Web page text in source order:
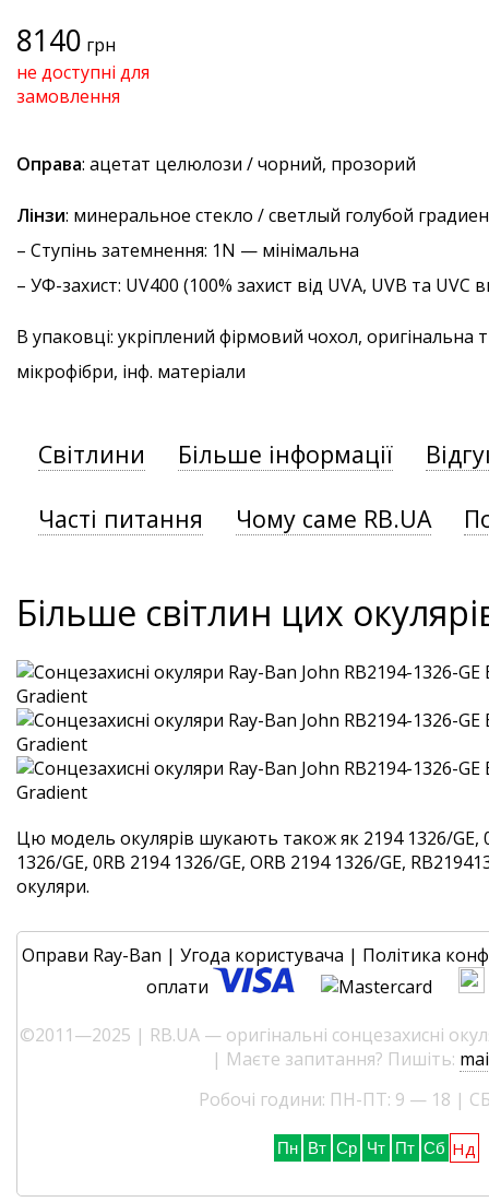
8140 грн
не доступні для
замовлення
Оправа: ацетат целюлози / чорний, прозорий
Лінзи: минеральное стекло / светлый голубой
– Ступінь затемнення: 1N — мінімальна
– УФ-захист: UV400 (100% захист від UVA, UVB та
В упаковці: укріплений фірмовий чохол, оригінальна
мікрофібри, інф. матеріали
Світлини Більше інформації
Часті питання Чому саме RB.UA
Більше світлин цих
Цю модель окулярів шукають також як 2194 1326/GE,
1326/GE, 0RB 2194 1326/GE, ORB 2194 1326/GE,
окуляри.
Оправи Ray-Ban | Угода користувача | Політика
оплати
©2011—2025 | RB.UA — оригінальні сонцезахисні
| Маєте запитання? Пишіть:
Робочі години: ПН-ПТ: 9 — 18 |
Пн Вт Ср Чт Пт Сб Нд